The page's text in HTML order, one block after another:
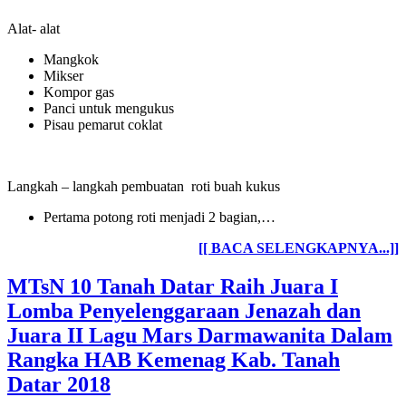
Alat- alat
Mangkok
Mikser
Kompor gas
Panci untuk mengukus
Pisau pemarut coklat
Langkah – langkah pembuatan roti buah kukus
Pertama potong roti menjadi 2 bagian,…
[[ BACA SELENGKAPNYA...]]
MTsN 10 Tanah Datar Raih Juara I
Lomba Penyelenggaraan Jenazah dan
Juara II Lagu Mars Darmawanita Dalam
Rangka HAB Kemenag Kab. Tanah
Datar 2018